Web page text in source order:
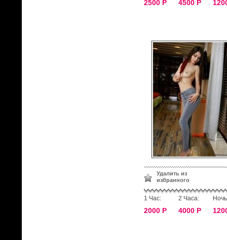
2500 Р 4500 Р
Удалить из
избранного
1 Час:
2000 Р
2 Часа:
4000 Р